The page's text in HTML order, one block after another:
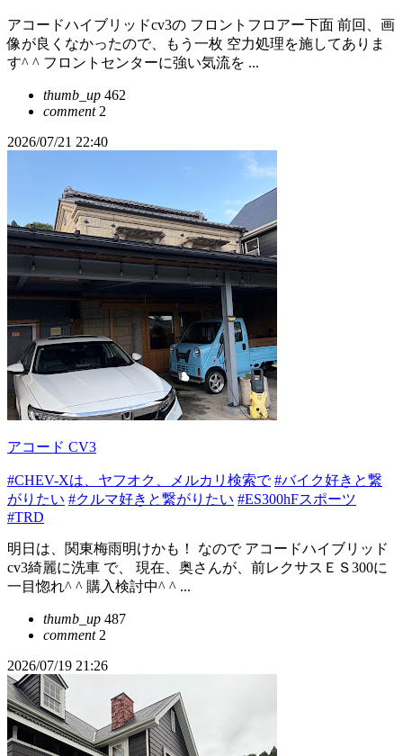
アコードハイブリッドcv3の フロントフロアー下面 前回、画
像が良くなかったので、もう一枚 空力処理を施してありま
す^ ^ フロントセンターに強い気流を ...
thumb_up 462
comment2
2026/07/21 22:40
アコード CV3
#CHEV-Xは、ヤフオク、メルカリ検索で #バイク好きと繋
がりたい #クルマ好きと繋がりたい #ES300hFスポーツ
#TRD
明日は、関東梅雨明けかも！ なので アコードハイブリッド
cv3綺麗に洗車 で、 現在、奥さんが、前レクサスＥＳ300に
一目惚れ^ ^ 購入検討中^ ^ ...
thumb_up 487
comment2
2026/07/19 21:26